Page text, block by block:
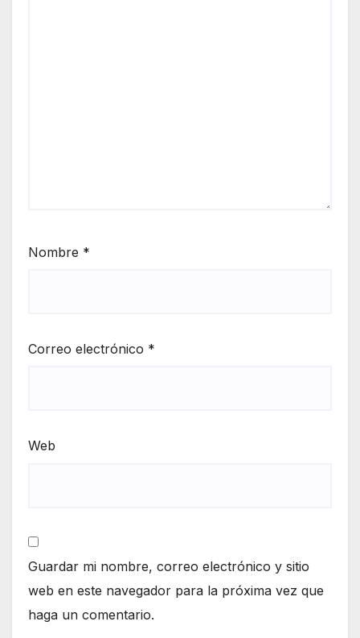
Nombre *
Correo electrónico *
Web
Guardar mi nombre, correo electrónico y sitio
web en este navegador para la próxima vez que
haga un comentario.